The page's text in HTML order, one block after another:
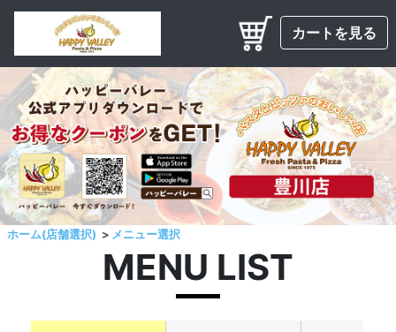
カートを見る
ホーム(店舗選択) メニュー選択
MENU LIST